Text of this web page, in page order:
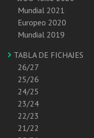
Mundial 2021
Europeo 2020
Mundial 2019
TABLA DE FICHAJES
26/27
25/26
24/25
23/24
22/23
21/22